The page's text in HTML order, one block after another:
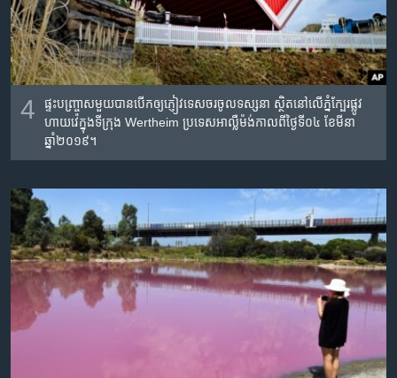
4
ផ្ទះ​បញ្ច្រាស​មួយ​បាន​បើក​ឲ្យ​ភ្ញៀវទេសចរ​ចូល​ទស្សនា​ ស្ថិត​នៅ​លើ​ភ្នំ​ក្បែរ​ផ្លូវ​
ហាយវ៉េ​ក្នុង​ទីក្រុង​ Wertheim ប្រទេស​អាល្លឺម៉ង់​កាលពី​ថ្ងៃទី​០៤ ខែ​មីនា
ឆ្នាំ២០១៩។